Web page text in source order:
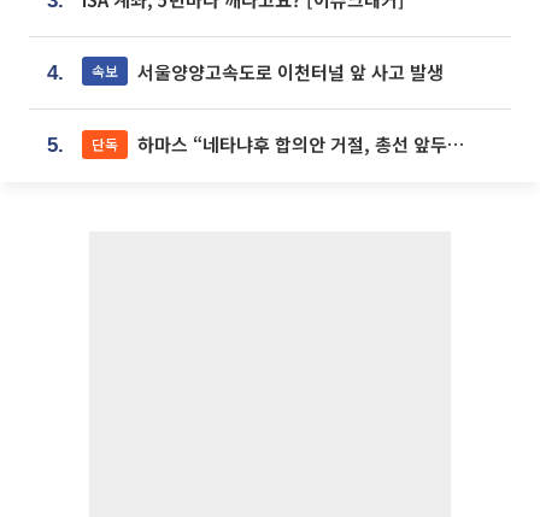
4. 속보 서울양양고속도로 이천터널 앞 사고 발생
5. 단독 하마스 “네타냐후 합의안 거절, 총선 앞두고 시간 끌기”